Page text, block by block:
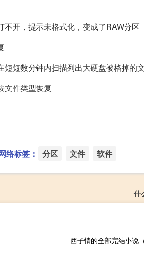
开，提示未格式化，变成了RAW分区
数分钟内扫描列出大硬盘被格掉的文
件类型恢复
络标签： 分区 文件 软件
什
西子情的全部完结小说